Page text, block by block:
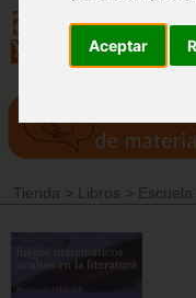
Aceptar
Tienda > Libros > Escuela